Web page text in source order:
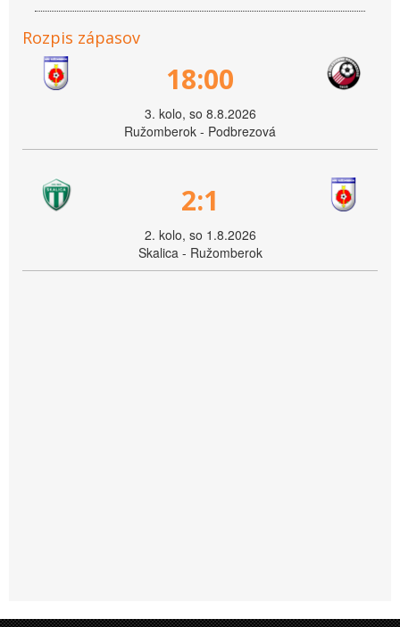
Rozpis zápasov
18:00
3. kolo, so 8.8.2026
Ružomberok - Podbrezová
2:1
2. kolo, so 1.8.2026
Skalica - Ružomberok